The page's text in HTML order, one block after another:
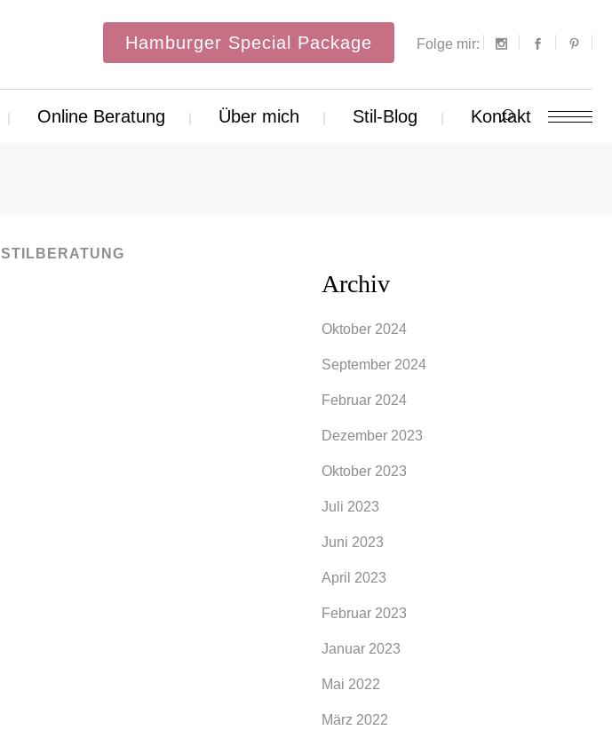
Hamburger Special Package Folge mir:
Online Beratung Über mich Stil-Blog Kontakt
STILBERATUNG
Archiv
Oktober 2024
September 2024
Februar 2024
Dezember 2023
Oktober 2023
Juli 2023
Juni 2023
April 2023
Februar 2023
Januar 2023
Mai 2022
März 2022